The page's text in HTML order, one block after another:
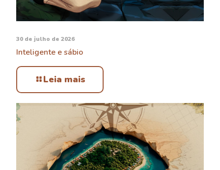
30 de julho de 2026
Inteligente e sábio
Leia mais